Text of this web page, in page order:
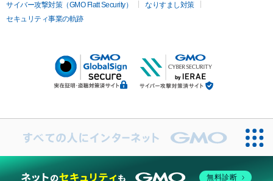
サイバー攻撃対策（GMO Flatt Security）
なりすまし対策
セキュリティ事業の軌跡
無料診断